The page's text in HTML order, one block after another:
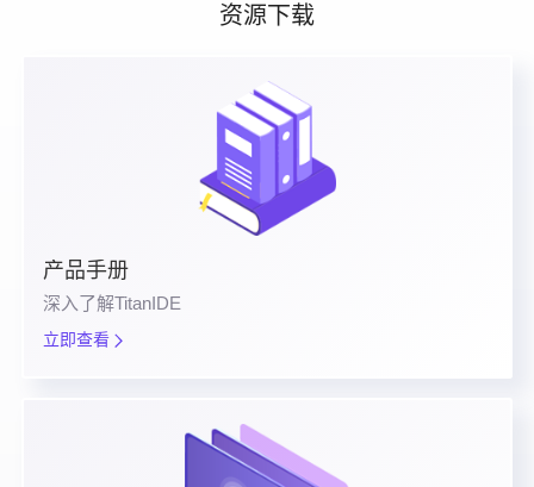
资源下载
产品手册
深入了解TitanIDE
立即查看